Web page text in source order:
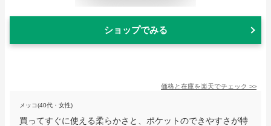
ショップでみる
価格と在庫を楽天でチェック >>
メッコ(40代・女性)
買ってすぐに使える柔らかさと、ポケットのできやすさが特